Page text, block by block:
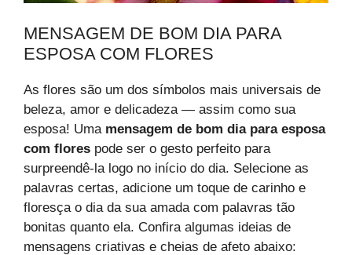
MENSAGEM DE BOM DIA PARA
ESPOSA COM FLORES
As flores são um dos símbolos mais universais de
beleza, amor e delicadeza — assim como sua
esposa! Uma mensagem de bom dia para esposa
com flores pode ser o gesto perfeito para
surpreendê-la logo no início do dia. Selecione as
palavras certas, adicione um toque de carinho e
floresça o dia da sua amada com palavras tão
bonitas quanto ela. Confira algumas ideias de
mensagens criativas e cheias de afeto abaixo: